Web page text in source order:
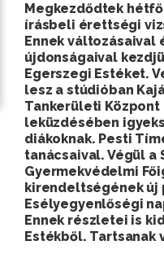
Megkezdődtek
írásbeli érettségi
Ennek változásaival
újdonságaival
Egerszegi Estéket.
lesz a stúdióban
Tankerületi Központ
leküzdésében
diákoknak. Pesti
tanácsaival. Végül a
Gyermekvédelmi
kirendeltségének új
Esélyegyenlőségi
Ennek részletei is
Estékből. Tartsanak